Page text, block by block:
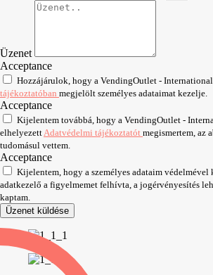
Üzenet
Acceptance
Hozzájárulok, hogy a VendingOutlet -
tájékoztatóban megjelölt személyes adataimat kezelje.
Acceptance
Kijelentem továbbá, hogy a VendingOutlet -
elhelyezett Adatvédelmi tájékoztatót megismertem, az
tudomásul vettem.
Acceptance
Kijelentem, hogy a személyes adataim védelmével
adatkezelő a figyelmemet felhívta, a jogérvényesítés
kaptam.
Üzenet küldése